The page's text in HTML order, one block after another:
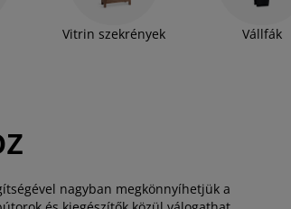
Vitrin szekrények Vállfák
nagyban megkönnyíhetjük a